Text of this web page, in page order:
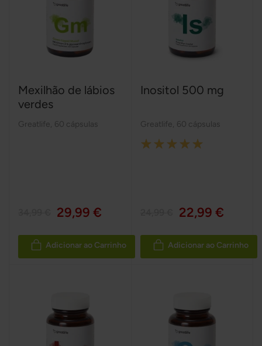
Mexilhão de lábios
verdes
Greatlife 60 cápsulas
29,99 €
Adicionar ao Carrinho
Inositol 500 mg
Greatlife 60 cápsulas
Rating:
22,99 €
Adicionar ao Carrinho